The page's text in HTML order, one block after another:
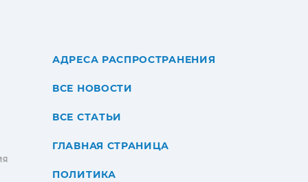
АДРЕСА РАСПРОСТРАНЕНИЯ
ВСЕ НОВОСТИ
ВСЕ СТАТЬИ
ГЛАВНАЯ СТРАНИЦА
ПОЛИТИКА